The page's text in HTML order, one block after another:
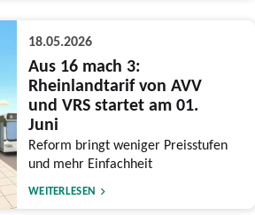
18.05.2026
Aus 16 mach 3:
Rheinlandtarif von AVV
und VRS startet am 01.
Juni
Reform bringt weniger Preisstufen
und mehr Einfachheit
WEITERLESEN